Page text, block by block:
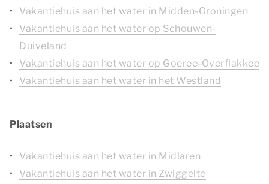
Vakantiehuis aan het water in Midden-Groningen
Vakantiehuis aan het water op Schouwen-
Duiveland
Vakantiehuis aan het water op Goeree-Overflakkee
Vakantiehuis aan het water in het Westland
Plaatsen
Vakantiehuis aan het water in Midlaren
Vakantiehuis aan het water in Zwiggelte